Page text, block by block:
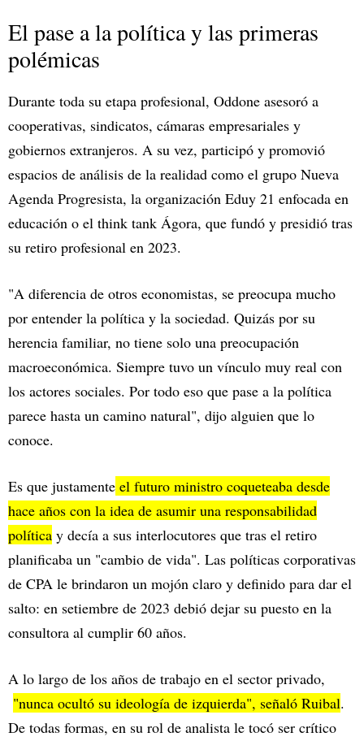
El pase a la política y las primeras
polémicas
Durante toda su etapa profesional, Oddone asesoró a
cooperativas, sindicatos, cámaras empresariales y
gobiernos extranjeros. A su vez, participó y promovió
espacios de análisis de la realidad como el grupo Nueva
Agenda Progresista, la organización Eduy 21 enfocada en
educación o el think tank Ágora, que fundó y presidió tras
su retiro profesional en 2023.
"A diferencia de otros economistas, se preocupa mucho
por entender la política y la sociedad. Quizás por su
herencia familiar, no tiene solo una preocupación
macroeconómica. Siempre tuvo un vínculo muy real con
los actores sociales. Por todo eso que pase a la política
parece hasta un camino natural", dijo alguien que lo
conoce.
Es que justamente el futuro ministro coqueteaba desde
hace años con la idea de asumir una responsabilidad
política y decía a sus interlocutores que tras el retiro
planificaba un "cambio de vida". Las políticas corporativas
de CPA le brindaron un mojón claro y definido para dar el
salto: en setiembre de 2023 debió dejar su puesto en la
consultora al cumplir 60 años.
A lo largo de los años de trabajo en el sector privado,
"nunca ocultó su ideología de izquierda", señaló Ruibal.
De todas formas, en su rol de analista le tocó ser crítico